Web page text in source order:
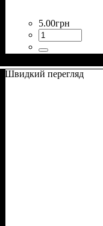
5.00грн
Швидкий перегляд